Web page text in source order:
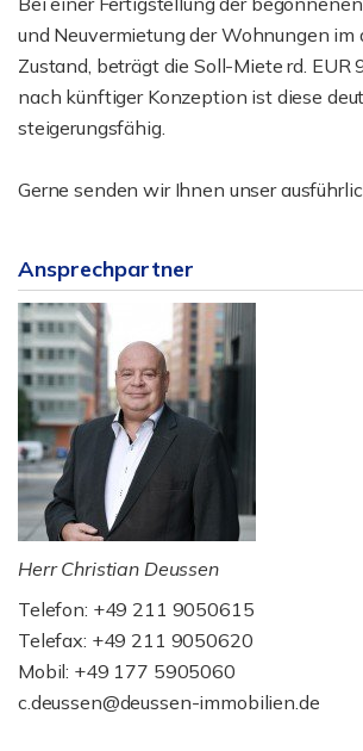
und Neuvermietung der Wohnungen im
Zustand, beträgt die Soll-Miete rd. EUR
nach künftiger Konzeption ist diese
steigerungsfähig.
Gerne senden wir Ihnen unser
Ansprechpartner
Herr Christian Deussen
Telefon: +49 211 9050615
Telefax: +49 211 9050620
Mobil: +49 177 5905060
c.deussen@deussen-immobilien.de